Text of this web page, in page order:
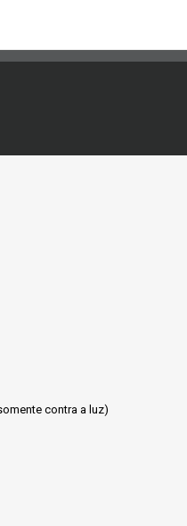
contra a luz)